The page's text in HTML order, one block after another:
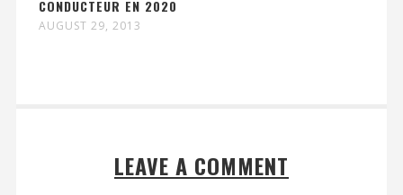
CONDUCTEUR EN 2020
AUGUST 29, 2013
LEAVE A COMMENT